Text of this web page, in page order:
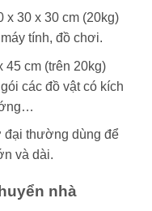
x 30 x 30 cm (20kg)
tính, đồ chơi.
45 cm (trên 20kg)
các đồ vật có kích
đại thường dùng để
và dài.
nhà